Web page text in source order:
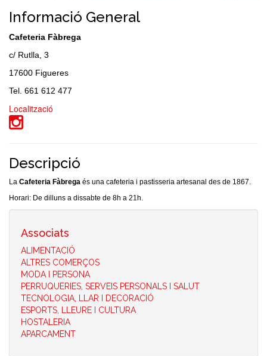
Informació General
Cafeteria Fàbrega
c/ Rutlla, 3
17600 Figueres
Tel. 661 612 477
Localització
Descripció
La Cafeteria Fàbrega és una cafeteria i pastisseria artesanal des de 1867.
Horari: De dilluns a dissabte de 8h a 21h.
Associats
ALIMENTACIÓ
ALTRES COMERÇOS
MODA I PERSONA
PERRUQUERIES, SERVEIS PERSONALS I SALUT
TECNOLOGIA, LLAR I DECORACIÓ
ESPORTS, LLEURE I CULTURA
HOSTALERIA
APARCAMENT